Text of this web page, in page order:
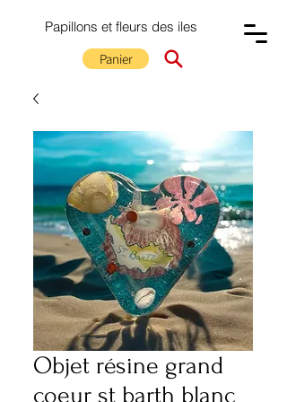
Papillons et fleurs des iles
Panier
Objet résine grand
coeur st barth blanc